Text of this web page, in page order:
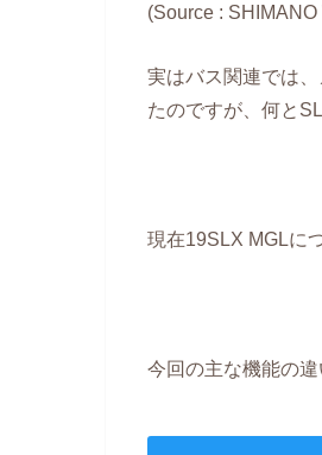
(Source :
実はバス関連では
たのですが、何と
現在19SLX MGLに
今回の主な機能の